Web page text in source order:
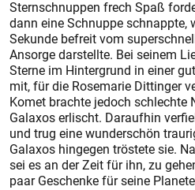
Sternschnuppen frech Spaß
dann eine Schnuppe schnappte,
Sekunde befreit vom
Ansorge darstellte. Bei seinem
Sterne im Hintergrund in einer
mit, für die Rosemarie Dittinger
Komet brachte jedoch schlechte
Galaxos erlischt. Daraufhin
und trug eine wunderschön
Galaxos hingegen tröstete sie.
sei es an der Zeit für ihn, zu
paar Geschenke für seine